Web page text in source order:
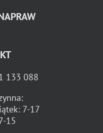
133 088
7-17
15